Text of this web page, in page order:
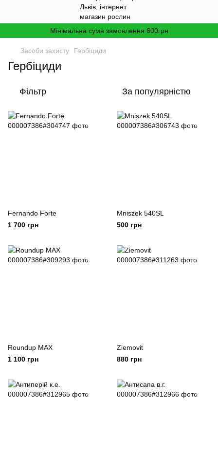
Мінімальна сума замовлення 600грн
Засоби захисту Гербіциди
Гербіциди
Фільтр За популярністю
Fernando Forte
1 700 грн
Mniszek 540SL
500 грн
Roundup MAX
1 100 грн
Ziemovit
880 грн